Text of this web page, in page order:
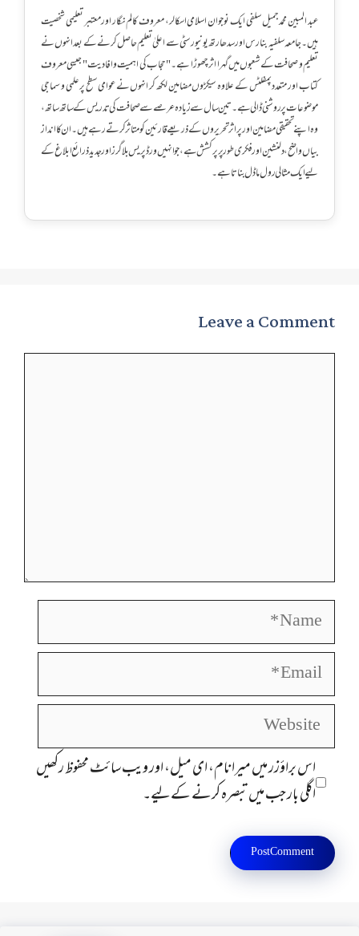
عبد المبین محمد جمیل سلفی ایک نوجوان اسلامی اسکالر، معروف کالم نگار اور معتبر تعلیمی شخصیت
ہیں۔ جامعہ سلفیہ بنارس اور سدھارتھ یونیورسٹی سے اعلیٰ تعلیم حاصل کرنے کے بعد انہوں نے
تعلیم و صحافت کے شعبوں میں گہرا اثر چھوڑا ہے۔ "حجاب کی اہمیت وافادیت" جیسی معروف
کتاب اور متعدد پمفلٹس کے علاوہ سیکڑوں مضامین لکھ کر انہوں نے عوامی سطح پر علمی و سماجی
موضوعات پر روشنی ڈالی ہے۔ تین سال سے زیادہ عرصے سے صحافت کی تدریس کے ساتھ ساتھ،
وہ اپنے تحقیقی مضامین اور پراثر تحریروں کے ذریعے قارئین کو متاثر کرتے رہے ہیں۔ ان کا انداز
بیاں واضح، دلنشین اور فکری طور پر پرکشش ہے، جو انہیں ورڈپریس بلاگرز اور جدید ذرائع ابلاغ کے
لیے ایک مثالی رول ماڈل بناتا ہے۔
Leave a Comment
Name
Email
Website
اس براؤزر میں میرا نام، ای میل، اور ویب سائٹ محفوظ رکھیں
اگلی بار جب میں تبصرہ کرنے کےلیے۔